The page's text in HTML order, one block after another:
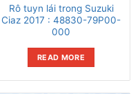
Rô tuyn lái trong Suzuki
Ciaz 2017 : 48830-79P00-
000
READ MORE